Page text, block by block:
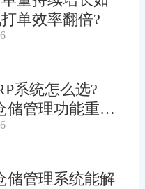
单效率翻倍?
系统怎么选?
储管理功能重要
储管理系统能解